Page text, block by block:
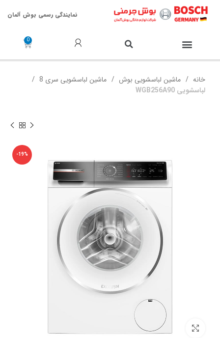
نمایندگی رسمی بوش آلمان
خانه ماشین لباسشویی بوش
ماشین لباسشویی سری 8
لباسشویی WGB256A90
-19%
بزرگنمایی تصویر